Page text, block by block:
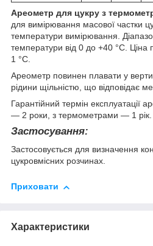
Ареометр для цукру з
для вимірювання масової частки
температури вимірювання.
температури від 0 до +40 °С. Ціна
1 °С.
Ареометр повинен плавати у
рідини щільністю, що відповідає
Гарантійний термін експлуатації
― 2 роки, з термометрами ― 1 рік.
Застосування:
Застосовується для визначення
цукровмісних розчинах.
Приховати
Характеристики